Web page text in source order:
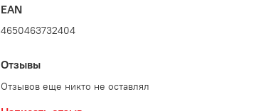
EAN
4650463732404
Отзывы
Отзывов еще никто не оставлял